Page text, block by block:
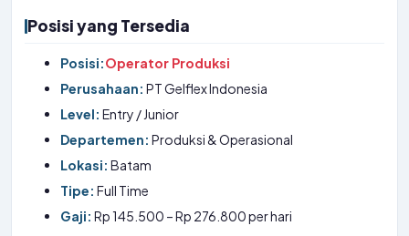
Posisi yang Tersedia
Posisi:Operator Produksi
Perusahaan: PT Gelflex Indonesia
Level: Entry / Junior
Departemen: Produksi & Operasional
Lokasi: Batam
Tipe: Full Time
Gaji: Rp 145.500 – Rp 276.800 per hari